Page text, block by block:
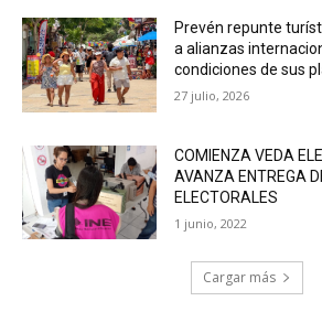
Prevén repunte
a alianzas
condiciones de sus
27 julio, 2026
COMIENZA VEDA
AVANZA ENTREGA
ELECTORALES
1 junio, 2022
Cargar más